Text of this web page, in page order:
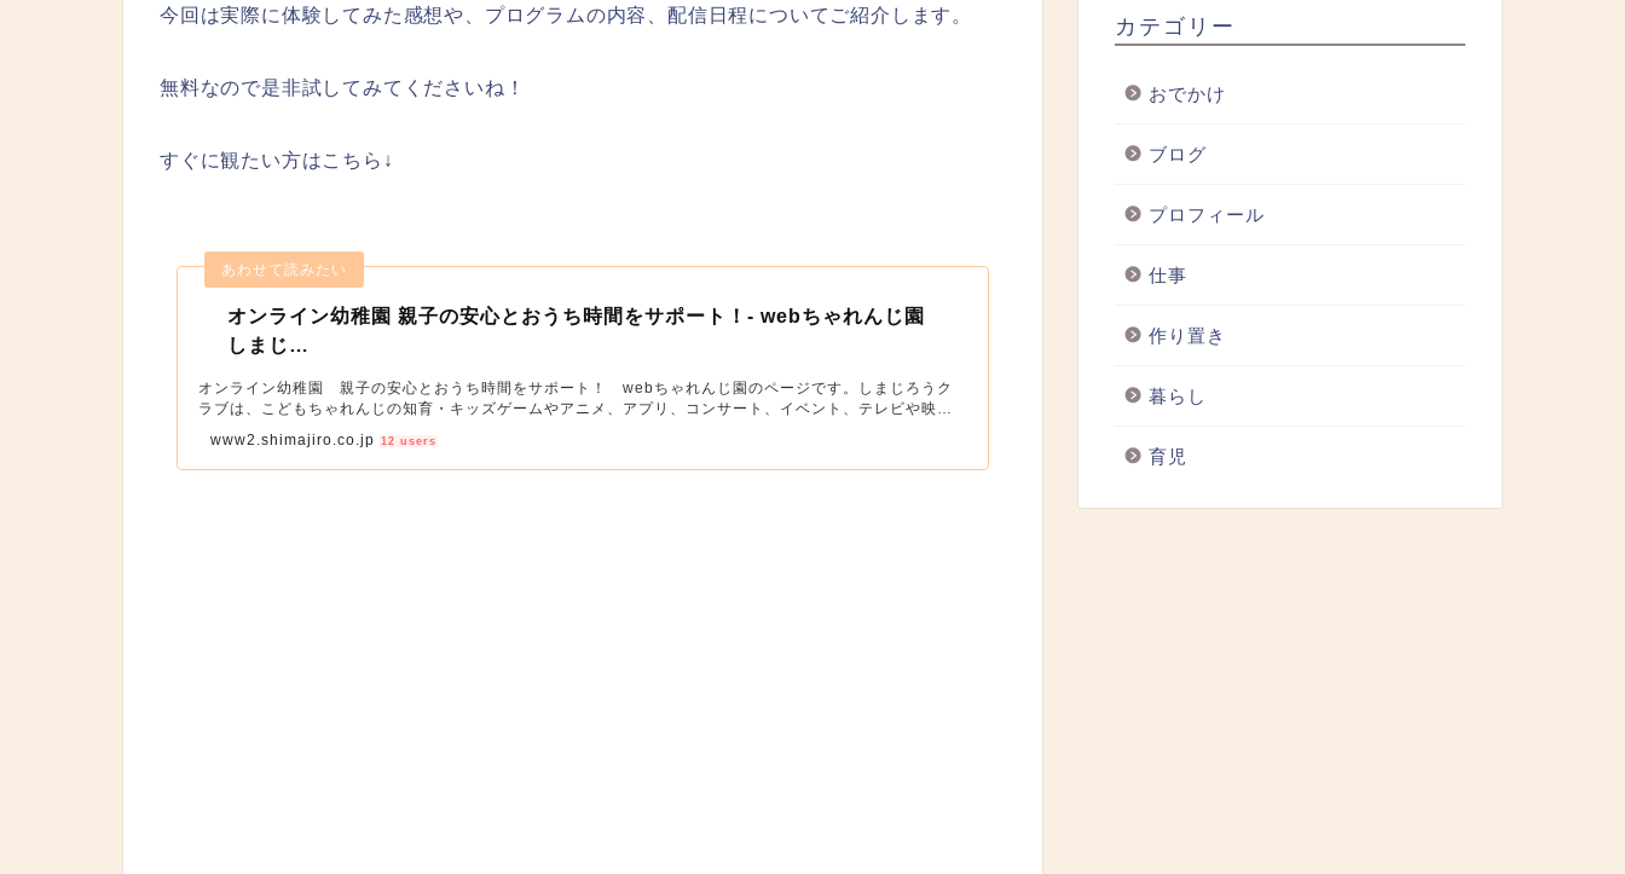
今回は実際に体験してみた感想や、プログラムの内容、配信日程についてご紹介します。
無料なので是非試してみてくださいね！
すぐに観たい方はこちら↓
オンライン幼稚園 親子の安心とおうち時間をサポート！- webちゃれんじ園
しまじ…
オンライン幼稚園 親子の安心とおうち時間をサポート！ webちゃれんじ園のページです。しまじろうク
ラブは、こどもちゃれんじの知育・キッズゲームやアニメ、アプリ、コンサート、イベント、テレビや映
www2.shimajiro.co.jp 12 users
カテゴリー
おでかけ
ブログ
プロフィール
仕事
作り置き
暮らし
育児